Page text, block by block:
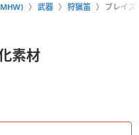
武器 狩猟笛 ブレイズ
素材